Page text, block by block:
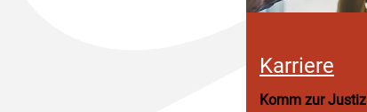
Karriere
Komm zur Justiz